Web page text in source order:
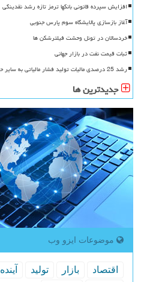
افزایش سپرده قانونی بانکها ترمز تازه رشد نقدینگی
آغاز بازسازی پالایشگاه سوم پارس جنوبی
خردسالان در تونل وحشت فیلترشکن ها
ثبات قیمت نفت در بازار جهانی
رشد 25 درصدی مالیات تولید فشار مالیاتی به سایر حوزه ها منتقل شد
جدیدترین ها
موضوعات ایزو وب
اقتصاد بازار تولید آینده